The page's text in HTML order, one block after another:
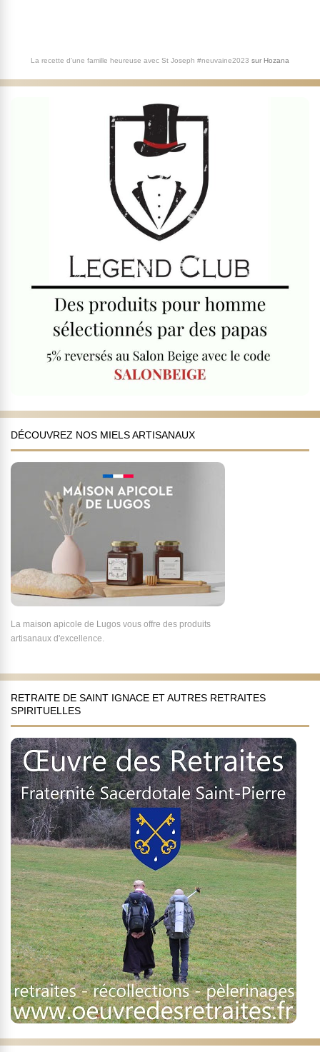
La recette d'une famille heureuse avec St Joseph #neuvaine2023 sur Hozana
DÉCOUVREZ NOS MIELS ARTISANAUX
La maison apicole de Lugos vous offre des produits
artisanaux d'excellence.
RETRAITE DE SAINT IGNACE ET AUTRES RETRAITES
SPIRITUELLES